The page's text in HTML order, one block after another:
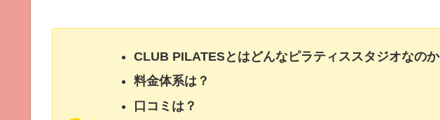
CLUB PILATESとはどんなピラティススタジオなのか
料金体系は？
口コミは？